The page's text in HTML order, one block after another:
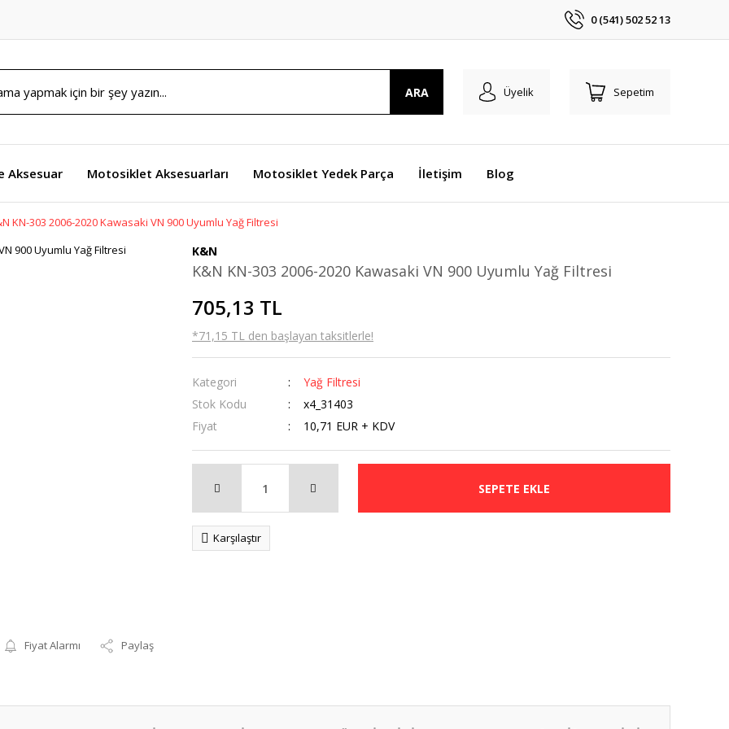
0 (541) 502 52 13
ARA Üyelik Sepetim
Aksesuar Motosiklet Aksesuarları Motosiklet Yedek Parça İletişim Blog
KN-303 2006-2020 Kawasaki VN 900 Uyumlu Yağ Filtresi
Fiyat Alarmı Paylaş
K&N
K&N KN-303 2006-2020 Kawasaki VN 900 Uyumlu Yağ Filtresi
705,13 TL
*71,15 TL den başlayan taksitlerle!
Kategori
Yağ Filtresi
Stok Kodu
x4_31403
Fiyat
10,71 EUR + KDV
SEPETE EKLE
Karşılaştır